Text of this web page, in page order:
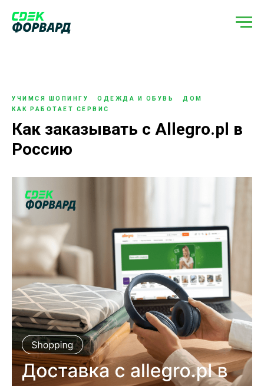
УЧИМСЯ ШОПИНГУ ОДЕЖДА И ОБУВЬ
ДОМ
КАК РАБОТАЕТ СЕРВИС
Как заказывать с Allegro.pl в
Россию